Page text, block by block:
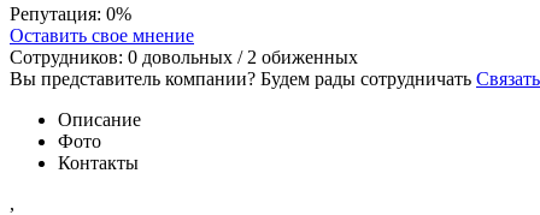
Репутация: 0%
Оставить свое мнение
Сотрудников: 0 довольных / 2 обиженных
Вы представитель компании? Будем рады сотрудничать
Описание
Фото
Контакты
,